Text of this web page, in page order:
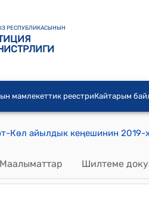
РЕСПУБЛИКАСЫНЫН
мамлекеттик реестриКайтарым
Маалыматтар Шилтеме